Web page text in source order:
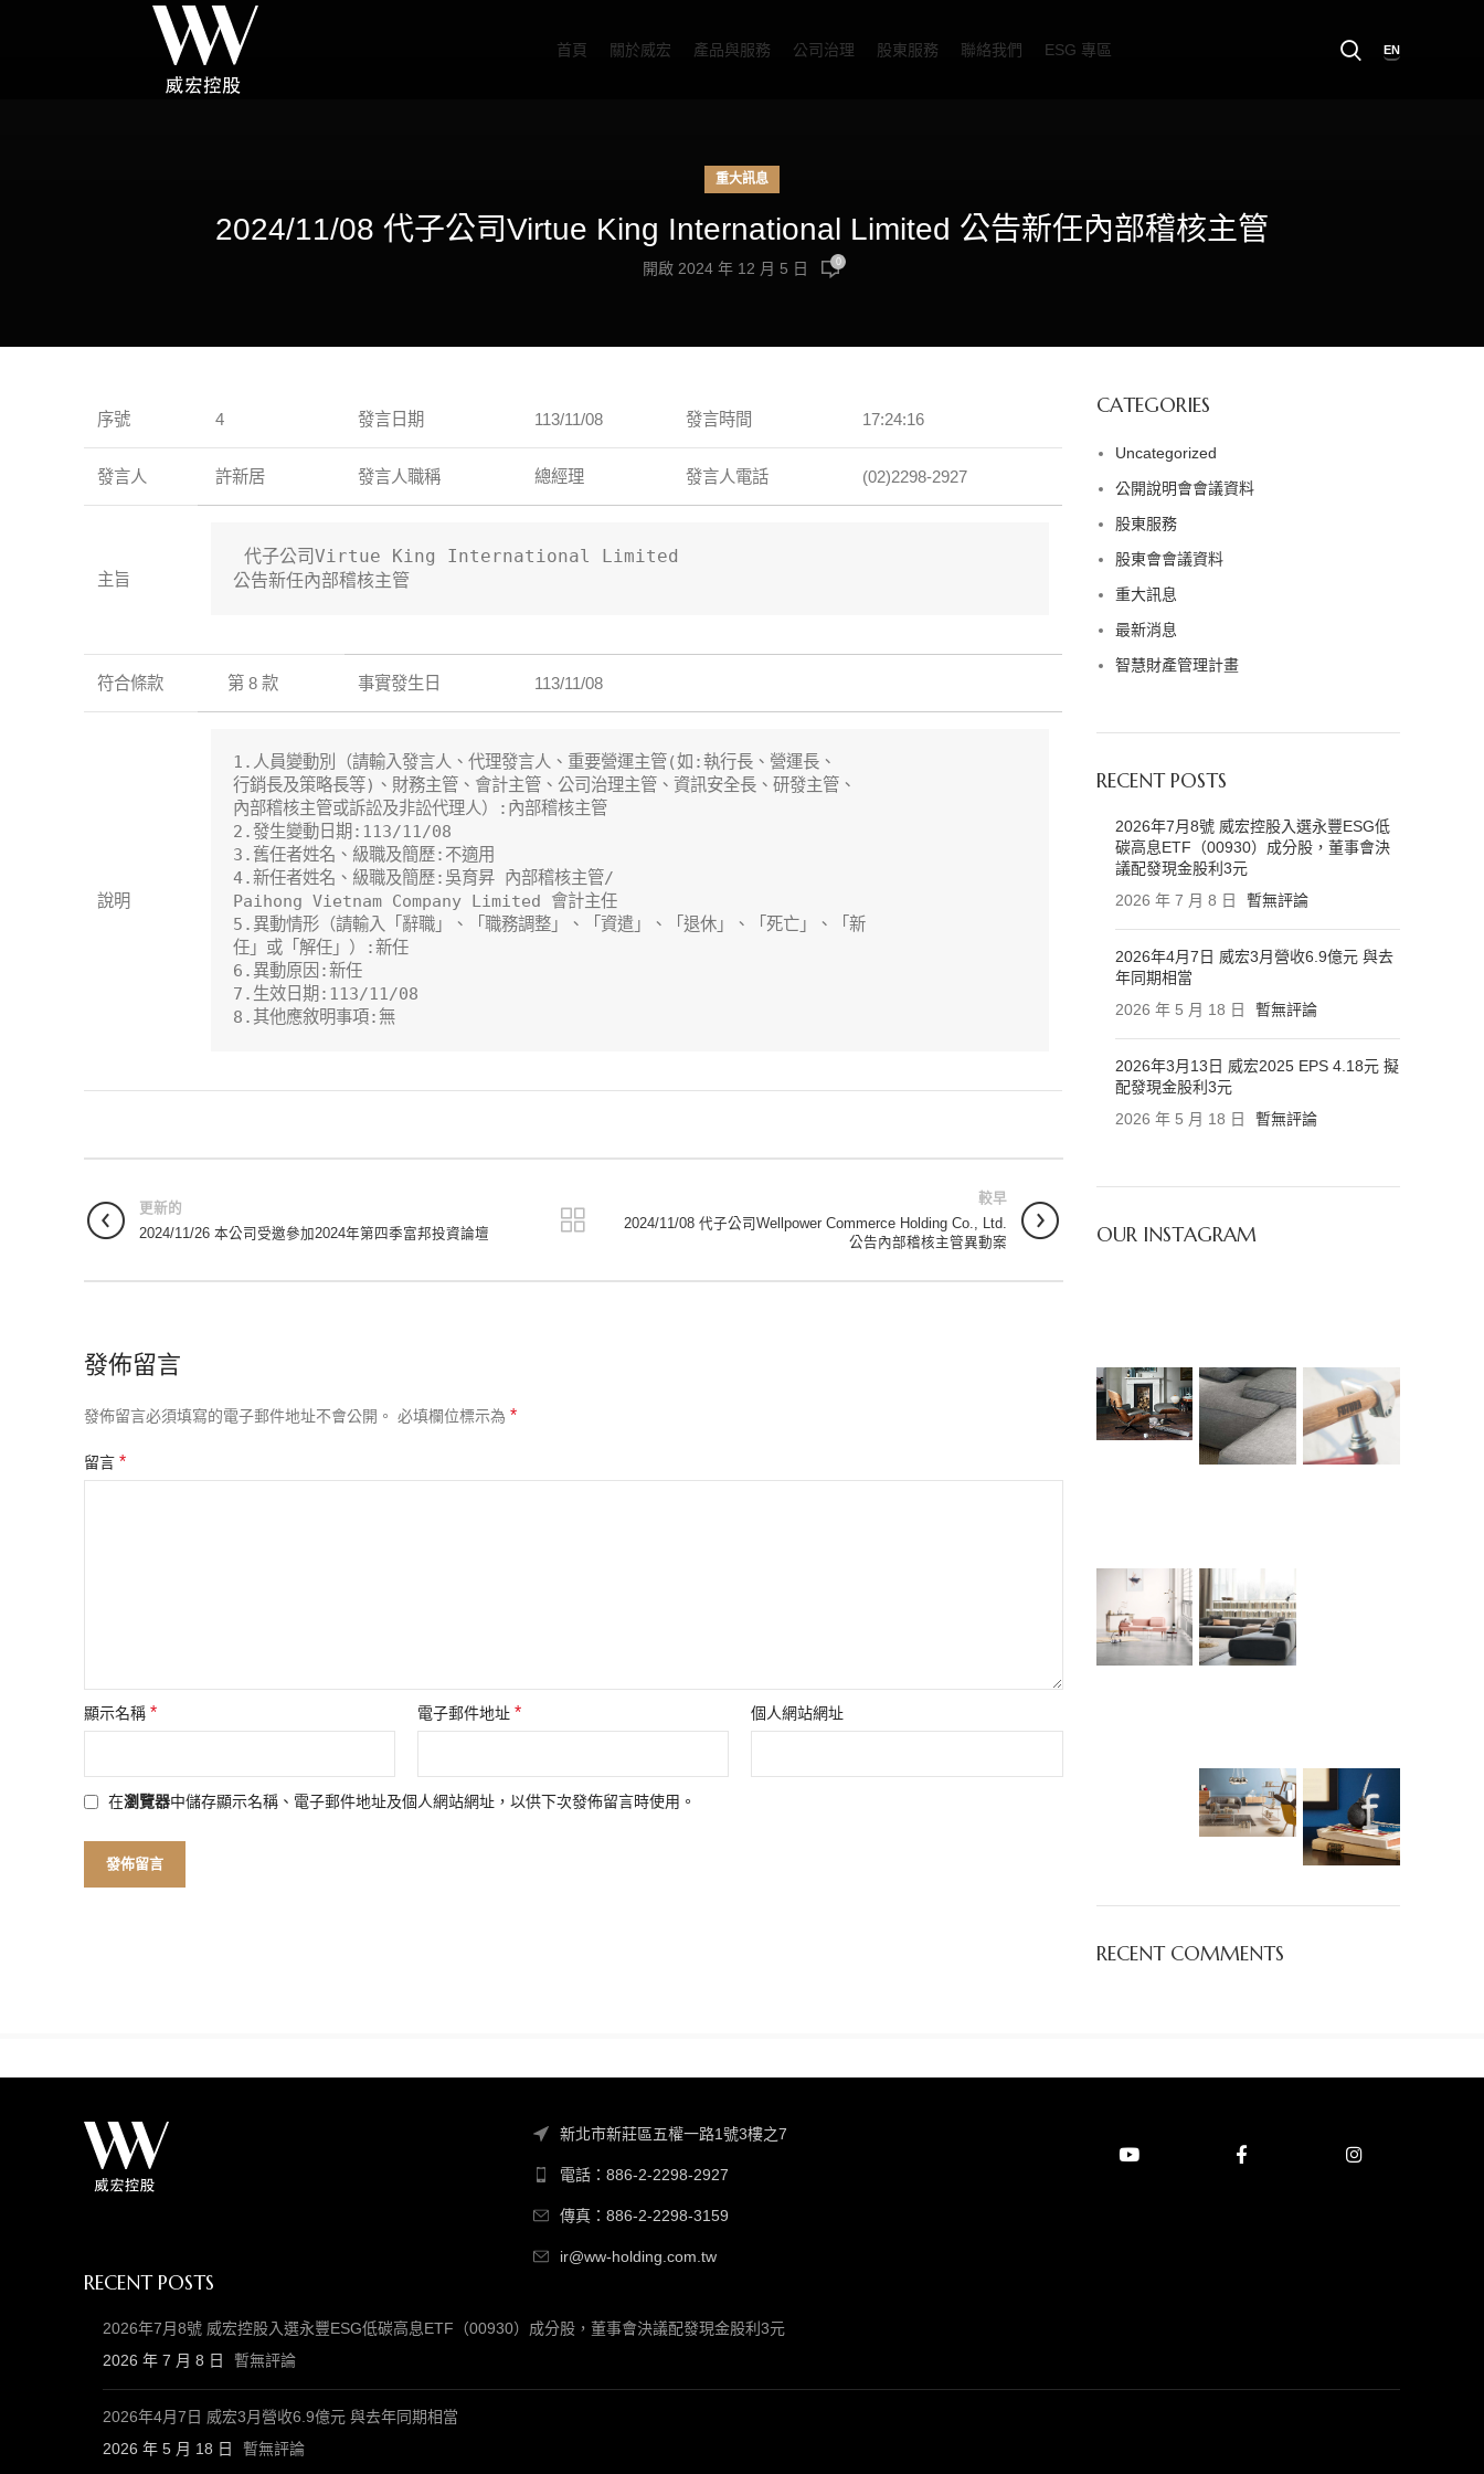
首頁 關於威宏 產品與服務 公司治理 股東服務 聯絡我們 ESG 專區 EN
重大訊息
2024/11/08 代子公司Virtue King International Limited 公告新任內部稽核主管
開啟 2024 年 12 月 5 日 0
序號 4 發言日期 113/11/08 發言時間 17:24:16
發言人 許新居 發言人職稱 總經理 發言人電話 (02)2298-2927
主旨
代子公司Virtue King International Limited
公告新任內部稽核主管
符合條款 第 8 款 事實發生日 113/11/08
說明
1.人員變動別（請輸入發言人、代理發言人、重要營運主管(如:執行長、營運長、
行銷長及策略長等)、財務主管、會計主管、公司治理主管、資訊安全長、研發主管、
內部稽核主管或訴訟及非訟代理人）:內部稽核主管
2.發生變動日期:113/11/08
3.舊任者姓名、級職及簡歷:不適用
4.新任者姓名、級職及簡歷:吳育昇 內部稽核主管/
Paihong Vietnam Company Limited 會計主任
5.異動情形（請輸入「辭職」、「職務調整」、「資遣」、「退休」、「死亡」、「新
任」或「解任」）:新任
6.異動原因:新任
7.生效日期:113/11/08
8.其他應敘明事項:無
更新的
2024/11/26 本公司受邀參加2024年第四季富邦投資論壇
較早
2024/11/08 代子公司Wellpower Commerce Holding Co., Ltd.
公告內部稽核主管異動案
發佈留言
發佈留言必須填寫的電子郵件地址不會公開。 必填欄位標示為 *
留言 *
顯示名稱 * 電子郵件地址* 個人網站網址
在瀏覽器中儲存顯示名稱、電子郵件地址及個人網站網址，以供下次發佈留言時使用。
CATEGORIES
Uncategorized
公開說明會會議資料
股東服務
股東會會議資料
重大訊息
最新消息
智慧財產管理計畫
RECENT POSTS
2026年7月8號 威宏控股入選永豐ESG低
碳高息ETF（00930）成分股，董事會決
議配發現金股利3元
2026 年 7 月 8 日
暫無評論
2026年4月7日 威宏3月營收6.9億元 與去
年同期相當
2026 年 5 月 18 日
暫無評論
2026年3月13日 威宏2025 EPS 4.18元 擬
配發現金股利3元
2026 年 5 月 18 日
暫無評論
OUR INSTAGRAM
RECENT COMMENTS
新北市新莊區五權一路1號3樓之7
電話：886-2-2298-2927
傳真：886-2-2298-3159
ir@ww-holding.com.tw
RECENT POSTS
2026年7月8號 威宏控股入選永豐ESG低碳高息ETF（00930）成分股，董事會決議配發現金股利3元
2026 年 7 月 8 日
暫無評論
2026年4月7日 威宏3月營收6.9億元 與去年同期相當
2026 年 5 月 18 日
暫無評論